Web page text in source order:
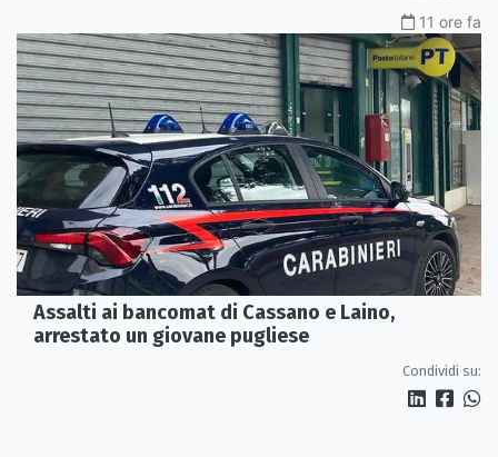
11 ore fa
Assalti ai bancomat di Cassano e Laino,
arrestato un giovane pugliese
Condividi su: